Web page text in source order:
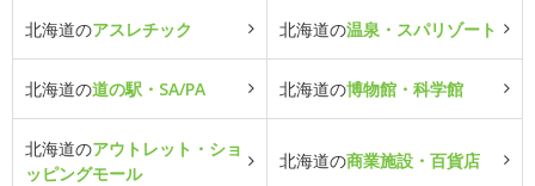
北海道のアスレチック 北海道の温泉・スパリゾート
北海道の道の駅・SA/PA 北海道の博物館・科学館
北海道のアウトレット・ショ
ッピングモール
北海道の商業施設・百貨店